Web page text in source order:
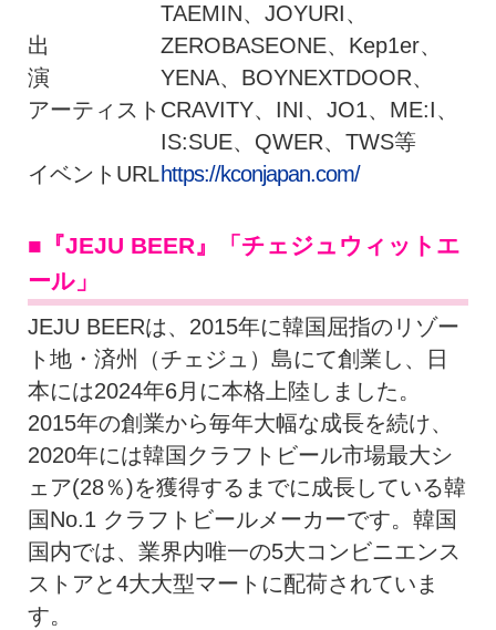
出
演
アーティスト
TAEMIN、JOYURI、
ZEROBASEONE、Kep1er、
YENA、BOYNEXTDOOR、
CRAVITY、INI、JO1、ME:I、
IS:SUE、QWER、TWS等
イベントURLhttps://kconjapan.com/
■『JEJU BEER』「チェジュウィットエ
ール」
JEJU BEERは、2015年に韓国屈指のリゾー
ト地・済州（チェジュ）島にて創業し、日
本には2024年6月に本格上陸しました。
2015年の創業から毎年大幅な成長を続け、
2020年には韓国クラフトビール市場最大シ
ェア(28％)を獲得するまでに成長している韓
国No.1 クラフトビールメーカーです。韓国
国内では、業界内唯一の5大コンビニエンス
ストアと4大大型マートに配荷されていま
す。